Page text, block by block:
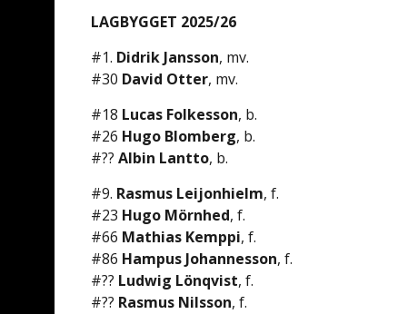
LAGBYGGET 2025/26
#1. Didrik Jansson, mv.
#30 David Otter, mv.
#18 Lucas Folkesson, b.
#26 Hugo Blomberg, b.
#??Albin Lantto, b.
#9. Rasmus Leijonhielm, f.
#23 Hugo Mörnhed, f.
#66 Mathias Kemppi, f.
#86 Hampus Johannesson, f.
#?? Ludwig Lönqvist, f.
#?? Rasmus Nilsson, f.